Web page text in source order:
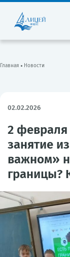
Главная Новости
02.02.2026
2
занятие
важном»
границы?